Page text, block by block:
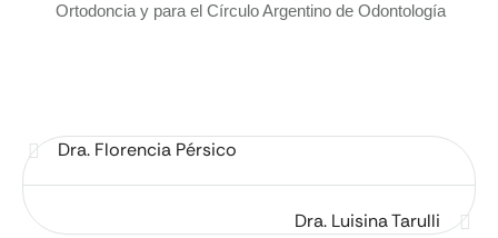
Ortodoncia y para el Círculo Argentino de Odontología
Dra. Florencia Pérsico
Dra. Luisina Tarulli